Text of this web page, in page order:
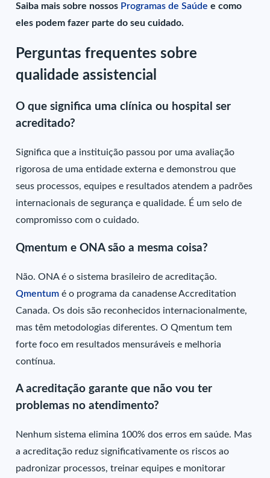
Saiba mais sobre nossos Programas de Saúdee como
eles podem fazer parte do seu cuidado.
Perguntas frequentes sobre
qualidade assistencial
O que significa uma clínica ou hospital ser
acreditado?
Significa que a instituição passou por uma avaliação
rigorosa de uma entidade externa e demonstrou que
seus processos, equipes e resultados atendem a padrões
internacionais de segurança e qualidade. É um selo de
compromisso com o cuidado.
Qmentum e ONA são a mesma coisa?
Não. ONA é o sistema brasileiro de acreditação.
Qmentumé o programa da canadense Accreditation
Canada. Os dois são reconhecidos internacionalmente,
mas têm metodologias diferentes. O Qmentum tem
forte foco em resultados mensuráveis e melhoria
contínua.
A acreditação garante que não vou ter
problemas no atendimento?
Nenhum sistema elimina 100% dos erros em saúde. Mas
a acreditação reduz significativamente os riscos ao
padronizar processos, treinar equipes e monitorar